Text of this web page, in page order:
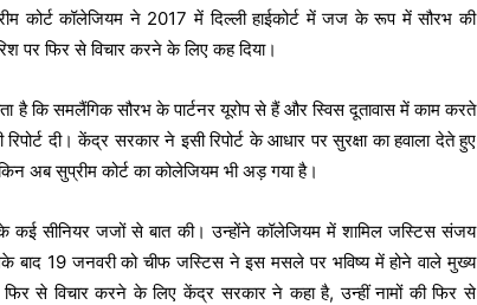
कोर्ट कॉलेजियम ने 2017 में दिल्ली हाईकोर्ट में जज के रूप में सौरभ की
पर फिर से विचार करने के लिए कह दिया।
है कि समलैंगिक सौरभ के पार्टनर यूरोप से हैं और स्विस दूतावास में काम करते
दी। केंद्र सरकार ने इसी रिपोर्ट के आधार पर सुरक्षा का हवाला देते हुए
अब सुप्रीम कोर्ट का कोलेजियम भी अड़ गया है।
सीनियर जजों से बात की। उन्होंने कॉलेजियम में शामिल जस्टिस संजय
19 जनवरी को चीफ जस्टिस ने इस मसले पर भविष्य में होने वाले मुख्य
फिर से विचार करने के लिए केंद्र सरकार ने कहा है, उन्हीं नामों की फिर से
केजरीवाल की याचिका पर सुप्रीम कोर्ट में
इस दिन सुनवाई
राम रहीम के बाद अब आसाराम जेल से
बाहर;